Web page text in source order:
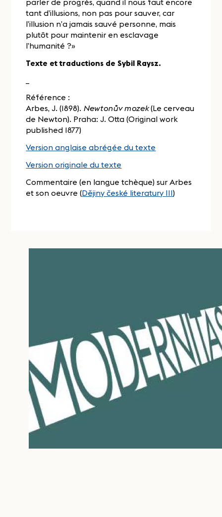
tant d’illusions, non pas pour sauver, car
l’illusion n’a jamais sauvé personne, mais
plutôt pour maintenir en esclavage
l’humanité ?»
Texte et traductions de Sybil Raysz.
Référence :
Arbes, J. (1898). Newtonův mozek(Le cerveau
de Newton). Praha: J. Otta (Original work
published 1877)
Version anglaise abrégée du texte
Version originale du texte
Commentaire (en langue tchèque) sur Arbes
et son oeuvre (Dějiny české literatury III)